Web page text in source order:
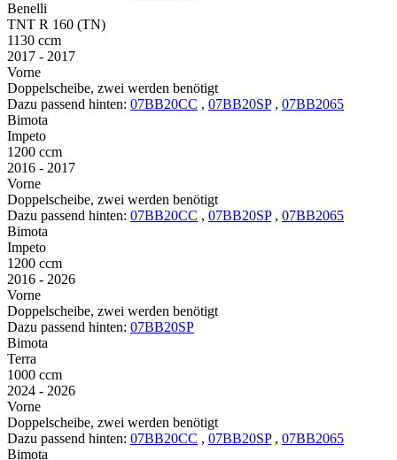
Benelli
TNT R 160 (TN)
1130 ccm
2017 - 2017
Vorne
Doppelscheibe, zwei werden benötigt
Dazu passend hinten: 07BB20CC , 07BB20SP , 07BB2065
Bimota
Impeto
1200 ccm
2016 - 2017
Vorne
Doppelscheibe, zwei werden benötigt
Dazu passend hinten: 07BB20CC , 07BB20SP , 07BB2065
Bimota
Impeto
1200 ccm
2016 - 2026
Vorne
Doppelscheibe, zwei werden benötigt
Dazu passend hinten: 07BB20SP
Bimota
Terra
1000 ccm
2024 - 2026
Vorne
Doppelscheibe, zwei werden benötigt
Dazu passend hinten: 07BB20CC , 07BB20SP , 07BB2065
Bimota